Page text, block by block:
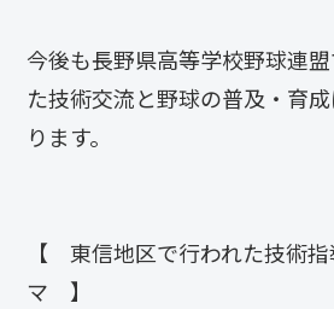
今後も長野県高等学校野球連
た技術交流と野球の普及・育
ります。
【 東信地区で行われた技術
マ 】